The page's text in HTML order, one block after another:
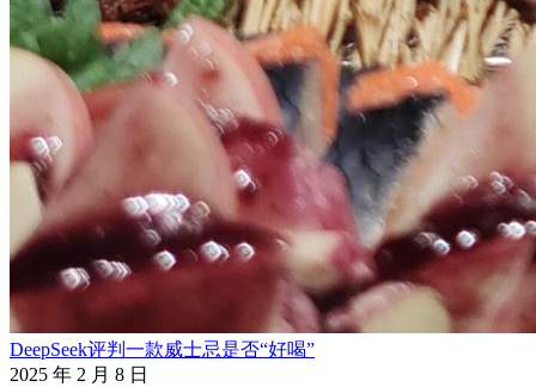
DeepSeek评判一款威士忌是否“好喝”
2025 年 2 月 8 日